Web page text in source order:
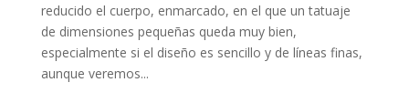
reducido el cuerpo, enmarcado, en el que un tatuaje
de dimensiones pequeñas queda muy bien,
especialmente si el diseño es sencillo y de líneas finas,
aunque veremos...